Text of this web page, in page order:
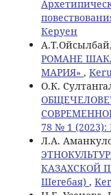
Керуен
А.Т.Ойсылбай,
РОМАНЕ
МАРИЯ» ,
О.К.
78 № 1 (2023):
Л.А.
КАЗАХСКОЙ
Шегебая) ,